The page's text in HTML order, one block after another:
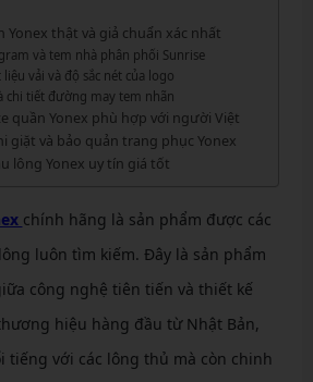
Yonex thật và giả chuẩn xác nhất
và tem nhà phân phối Sunrise
vải và độ sắc nét của logo
chi tiết đường may tem nhãn
quần Yonex phù hợp với người Việt
giặt và bảo quản trang phục Yonex
lông Yonex uy tín giá tốt
chính hãng là sản phẩm được các
luôn tìm kiếm. Đây là sản phẩm
công nghệ tiên tiến và thiết kế
hiệu hàng đầu từ Nhật Bản,
tiếng với các lông thủ mà còn chinh